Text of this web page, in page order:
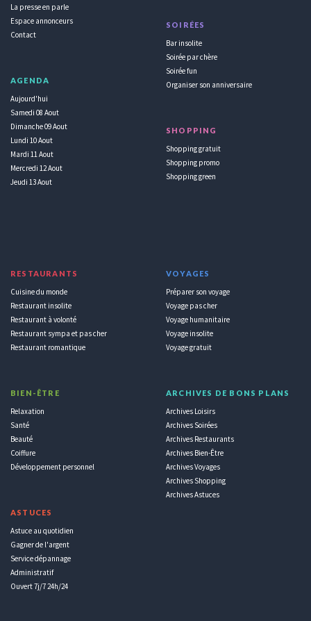
La presse en parle
Espace annonceurs
Contact
AGENDA
Aujourd'hui
Samedi 08 Aout
Dimanche 09 Aout
Lundi 10 Aout
Mardi 11 Aout
Mercredi 12 Aout
Jeudi 13 Aout
SOIRÉES
Bar insolite
Soirée par chère
Soirée fun
Organiser son anniversaire
SHOPPING
Shopping gratuit
Shopping promo
Shopping green
RESTAURANTS
Cuisine du monde
Restaurant insolite
Restaurant à volonté
Restaurant sympa et pas cher
Restaurant romantique
BIEN-ÊTRE
Relaxation
Santé
Beauté
Coiffure
Développement personnel
ASTUCES
Astuce au quotidien
Gagner de l'argent
Service dépannage
Administratif
Ouvert 7j/7 24h/24
VOYAGES
Préparer son voyage
Voyage pas cher
Voyage humanitaire
Voyage insolite
Voyage gratuit
ARCHIVES DE BONS PLANS
Archives Loisirs
Archives Soirées
Archives Restaurants
Archives Bien-Être
Archives Voyages
Archives Shopping
Archives Astuces